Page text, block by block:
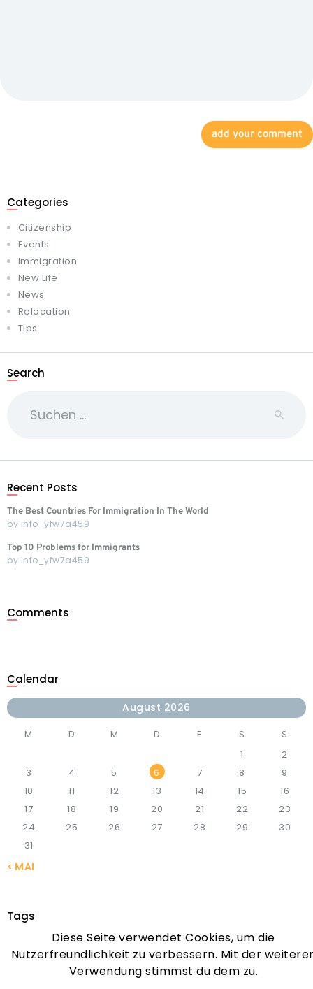
Categories
Citizenship
Events
Immigration
New Life
News
Relocation
Tips
Search
nach:
Recent Posts
The Best Countries For Immigration In The World
by info_yfw7a459
Top 10 Problems for Immigrants
by info_yfw7a459
Comments
Calendar
August 2026
M D M D F S
S
1
2
3
4 5 6 7 8
9
10
11 12 13 14 15
16
17
18 19 20 21 22
23
24
25 26 27 28 29
30
31
« MAI
Tags
APPLICATION CONSULTATION FAMILY IMMIGRANTS
WORK
Diese Seite verwendet Cookies, um die
Nutzerfreundlichkeit zu verbessern. Mit der
Verwendung stimmst du dem zu.